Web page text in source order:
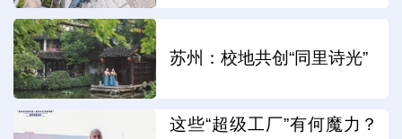
苏州：校地共创“同里诗光”
这些“超级工厂”有何魔力？